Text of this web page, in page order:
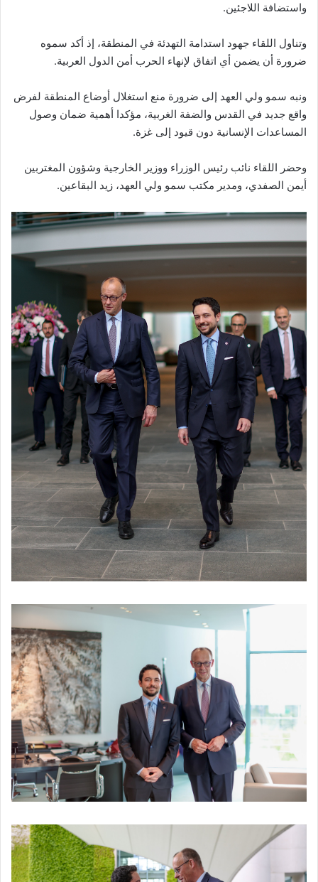
واستضافة اللاجئين.
وتناول اللقاء جهود استدامة التهدئة في المنطقة، إذ أكد سموه
ضرورة أن يضمن أي اتفاق لإنهاء الحرب أمن الدول العربية.
ونبه سمو ولي العهد إلى ضرورة منع استغلال أوضاع المنطقة لفرض
واقع جديد في القدس والضفة الغربية، مؤكدا أهمية ضمان وصول
المساعدات الإنسانية دون قيود إلى غزة.
وحضر اللقاء نائب رئيس الوزراء ووزير الخارجية وشؤون المغتربين
أيمن الصفدي، ومدير مكتب سمو ولي العهد، زيد البقاعين.